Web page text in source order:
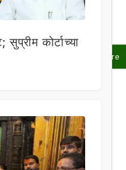
Share
कोर्टाच्या